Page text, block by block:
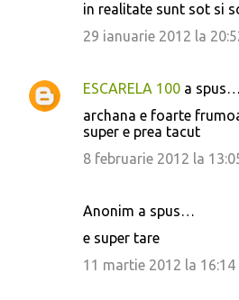
in realitate sunt sot si
29 ianuarie 2012 la
ESCARELA 100 a spus…
archana e foarte
super e prea tacut
8 februarie 2012 la
Anonim a spus…
e super tare
11 martie 2012 la 16:14